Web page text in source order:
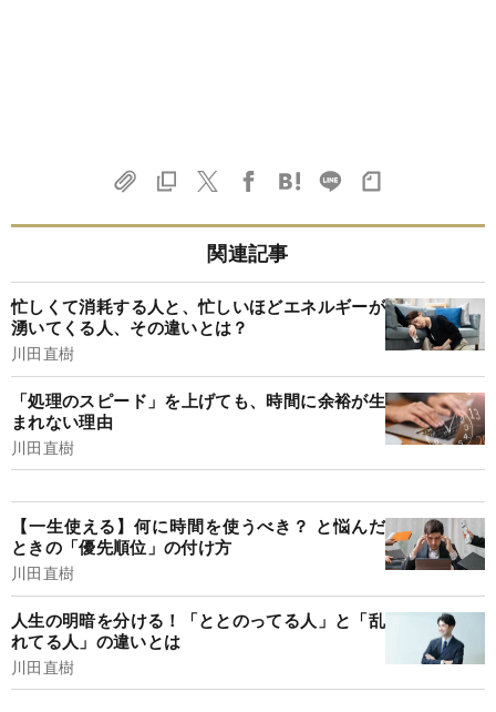
関連記事
忙しくて消耗する人と、忙しいほどエネルギーが
湧いてくる人、その違いとは？
川田直樹
「処理のスピード」を上げても、時間に余裕が生
まれない理由
川田直樹
【一生使える】何に時間を使うべき？ と悩んだ
ときの「優先順位」の付け方
川田直樹
人生の明暗を分ける！「ととのってる人」と「乱
れてる人」の違いとは
川田直樹